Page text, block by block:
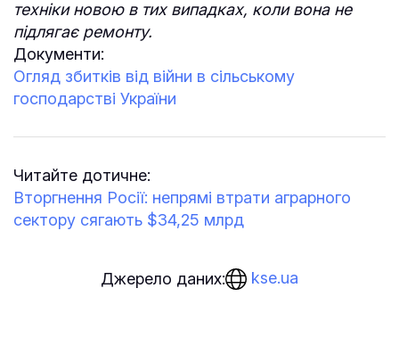
техніки новою в тих випадках, коли вона не
підлягає ремонту.
Документи:
Огляд збитків від війни в сільському
господарстві України
Читайте дотичне:
Вторгнення Росії: непрямі втрати аграрного
сектору сягають $34,25 млрд
Джерело даних: kse.ua